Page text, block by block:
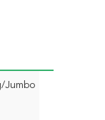
Jumbo